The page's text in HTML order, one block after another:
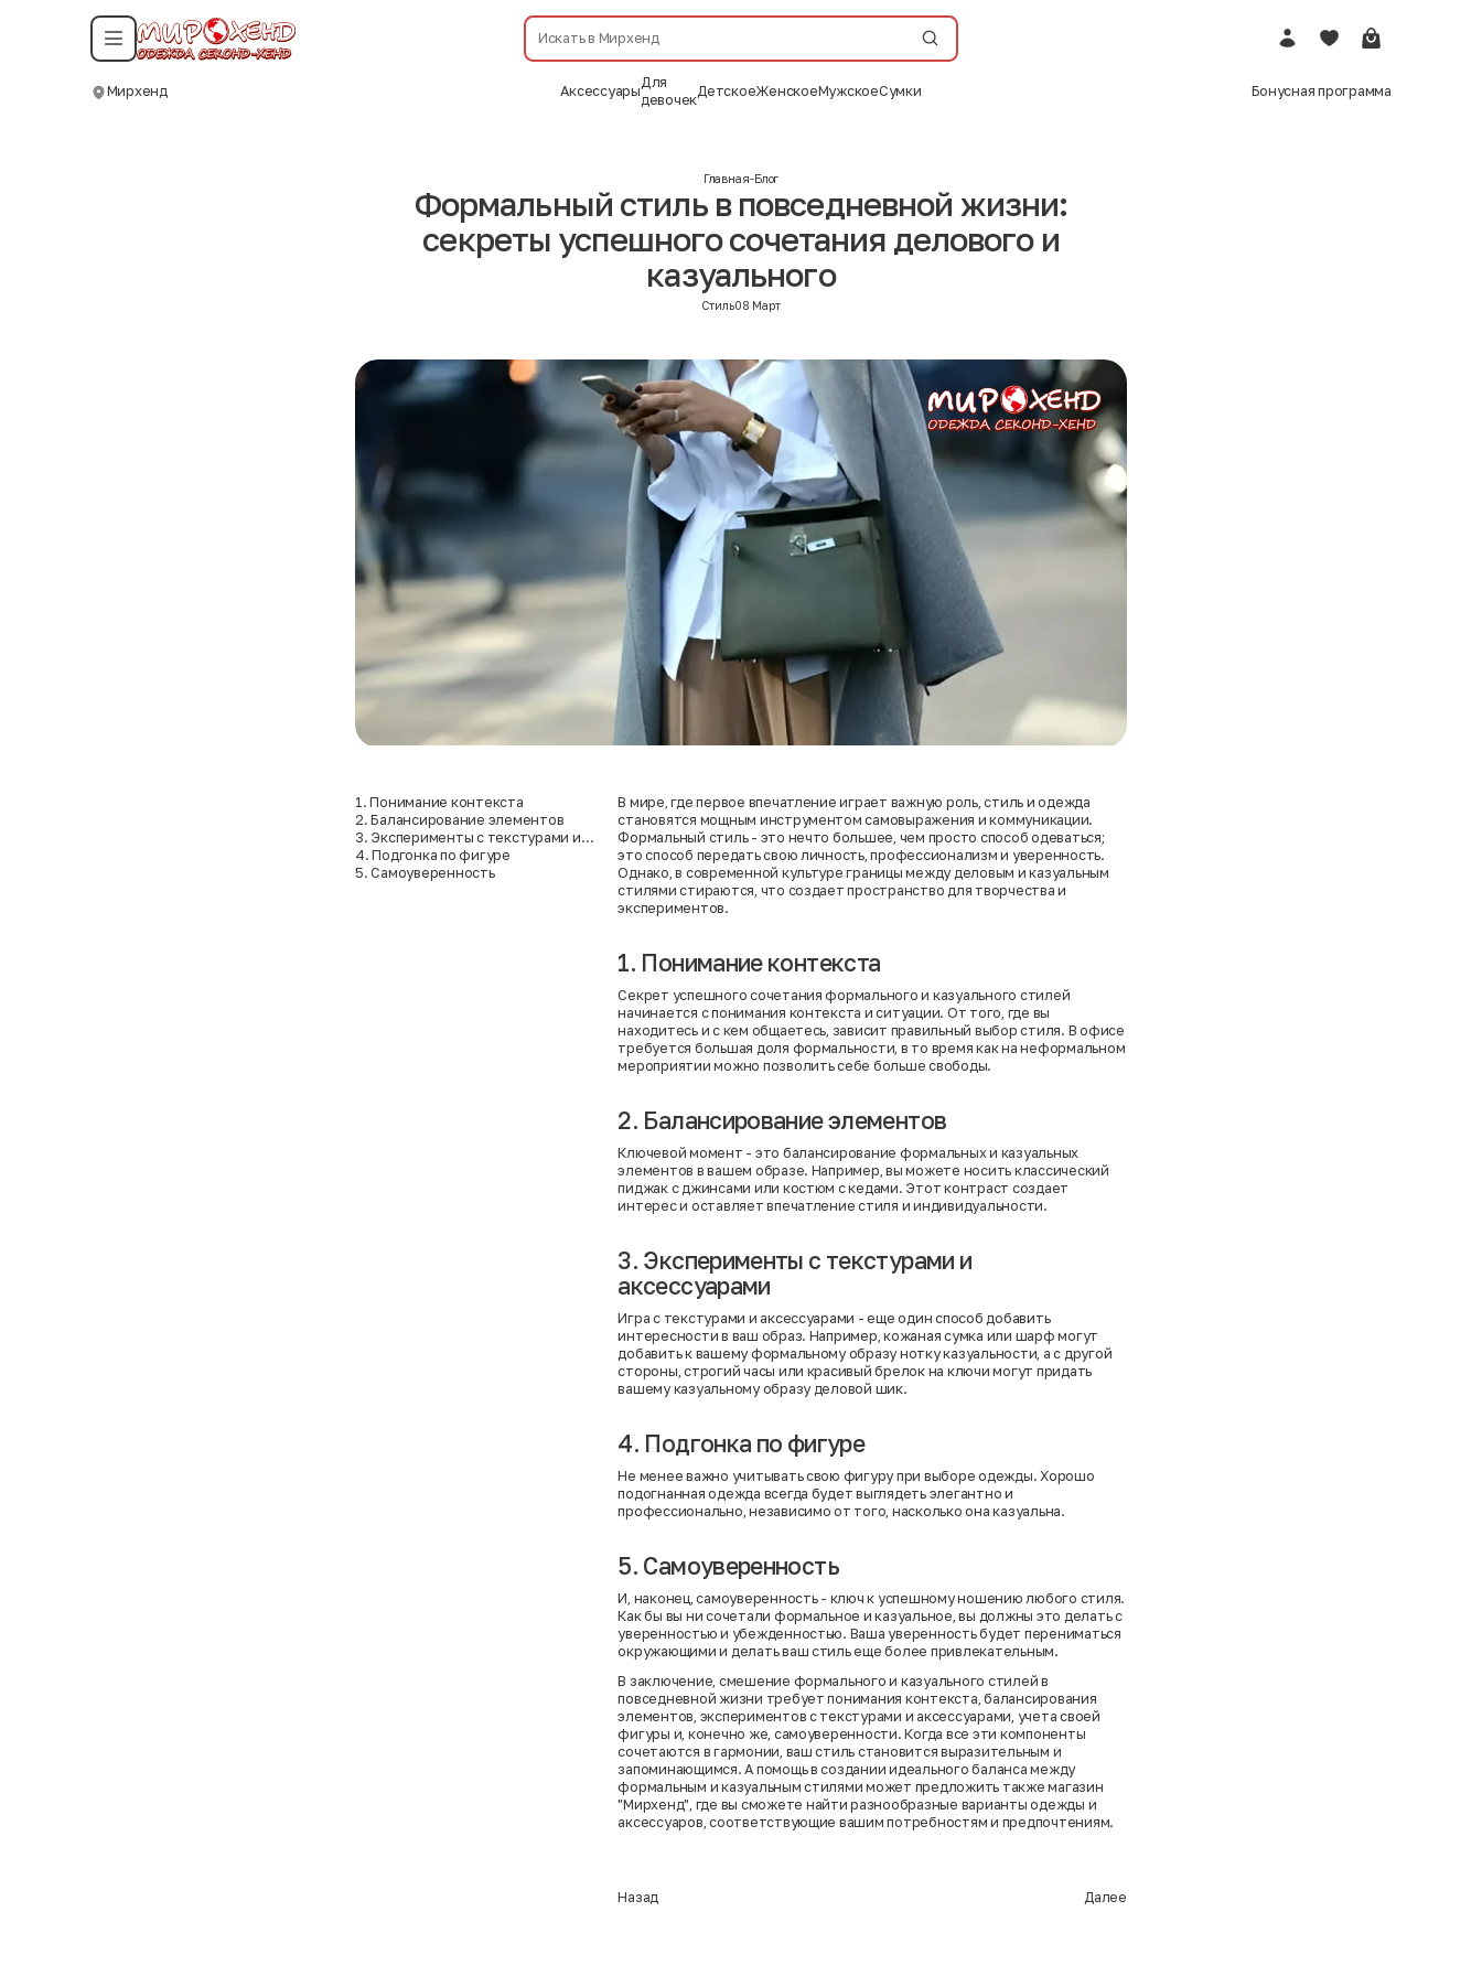
Мирхенд Аксессуары
Для
девочек
ДетскоеЖенскоеМужскоеСумки Бонусная программа
Смотреть все даты
Главная-Блог
Формальный стиль в повседневной жизни:
секреты успешного сочетания делового и
казуального
Стиль08 Март
1. Понимание контекста
2. Балансирование элементов
3. Эксперименты с текстурами и
аксессуарами
4. Подгонка по фигуре
5. Самоуверенность
В мире, где первое впечатление играет важную роль, стиль и одежда
становятся мощным инструментом самовыражения и коммуникации.
Формальный стиль - это нечто большее, чем просто способ одеваться;
это способ передать свою личность, профессионализм и уверенность.
Однако, в современной культуре границы между деловым и казуальным
стилями стираются, что создает пространство для творчества и
экспериментов.
1. Понимание контекста
Секрет успешного сочетания формального и казуального стилей
начинается с понимания контекста и ситуации. От того, где вы
находитесь и с кем общаетесь, зависит правильный выбор стиля. В офисе
требуется большая доля формальности, в то время как на неформальном
мероприятии можно позволить себе больше свободы.
2. Балансирование элементов
Ключевой момент - это балансирование формальных и казуальных
элементов в вашем образе. Например, вы можете носить классический
пиджак с джинсами или костюм с кедами. Этот контраст создает
интерес и оставляет впечатление стиля и индивидуальности.
3. Эксперименты с текстурами и
аксессуарами
Игра с текстурами и аксессуарами - еще один способ добавить
интересности в ваш образ. Например, кожаная сумка или шарф могут
добавить к вашему формальному образу нотку казуальности, а с другой
стороны, строгий часы или красивый брелок на ключи могут придать
вашему казуальному образу деловой шик.
4. Подгонка по фигуре
Не менее важно учитывать свою фигуру при выборе одежды. Хорошо
подогнанная одежда всегда будет выглядеть элегантно и
профессионально, независимо от того, насколько она казуальна.
5. Самоуверенность
И, наконец, самоуверенность - ключ к успешному ношению любого стиля.
Как бы вы ни сочетали формальное и казуальное, вы должны это делать с
уверенностью и убежденностью. Ваша уверенность будет перениматься
окружающими и делать ваш стиль еще более привлекательным.
В заключение, смешение формального и казуального стилей в
повседневной жизни требует понимания контекста, балансирования
элементов, экспериментов с текстурами и аксессуарами, учета своей
фигуры и, конечно же, самоуверенности. Когда все эти компоненты
сочетаются в гармонии, ваш стиль становится выразительным и
запоминающимся. А помощь в создании идеального баланса между
формальным и казуальным стилями может предложить также магазин
"Мирхенд" , где вы сможете найти разнообразные варианты одежды и
аксессуаров, соответствующие вашим потребностям и предпочтениям.
Назад Далее